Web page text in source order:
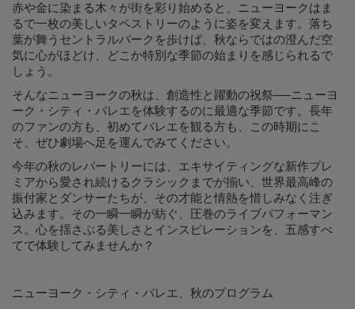
赤や金に染まる木々が街を彩り始めると、ニューヨークはま
るで一枚の美しいタペストリーのように姿を変えます。落ち
葉が舞うセントラルパークを歩けば、秋ならではの澄んだ空
気に心がほどけ、どこか特別な季節の始まりを感じられるで
しょう。
そんなニューヨークの秋は、創造性と躍動の祝祭──ニューヨ
ーク・シティ・バレエを体験するのに最適な季節です。長年
のファンの方も、初めてバレエを観る方も、この時期にこ
そ、ぜひ劇場へ足を運んでみてください。
今年の秋のレパートリーには、エキサイティングな新作プレ
ミアから愛され続けるクラシックまでが揃い、世界最高峰の
振付家とダンサーたちが、その才能と情熱を惜しみなく注ぎ
込みます。その一瞬一瞬が紡ぐ、圧巻のライブパフォーマン
ス。心を揺さぶる美しさとインスピレーションを、五感すべ
てで体験してみませんか？
ニューヨーク・シティ・バレエ、秋のプログラム